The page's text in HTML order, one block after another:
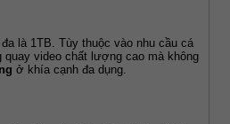
là 1TB. Tùy thuộc vào nhu cầu cá
video chất lượng cao mà không
ở khía cạnh đa dụng.